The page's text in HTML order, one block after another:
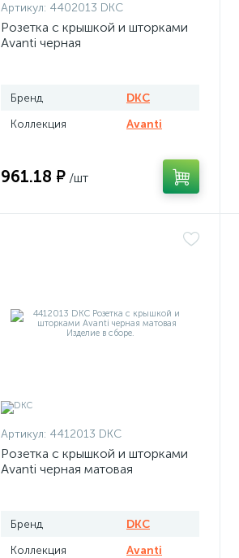
Артикул: 4402013 DKC
Розетка с крышкой и шторками
Avanti черная
Бренд
DKC
Коллекция
Avanti
961.18 ₽ /шт
Артикул: 4412013 DKC
Розетка с крышкой и шторками
Avanti черная матовая
Бренд
DKC
Коллекция
Avanti